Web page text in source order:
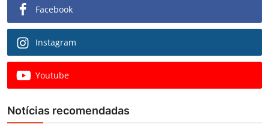
Facebook
Instagram
Youtube
Notícias recomendadas